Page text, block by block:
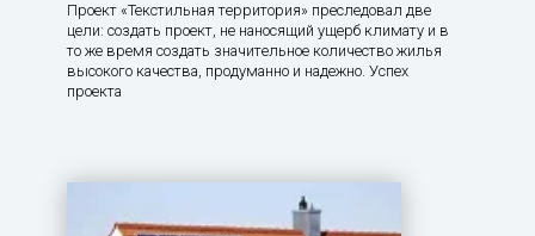
Проект «Текстильная территория» преследовал две
цели: создать проект, не наносящий ущерб климату и в
то же время создать значительное количество жилья
высокого качества, продуманно и надежно. Успех
проекта